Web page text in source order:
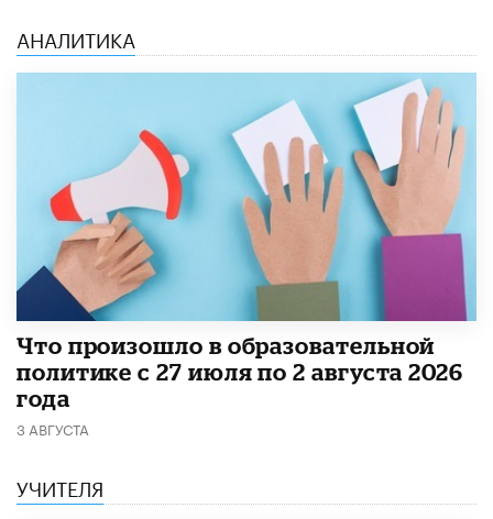
АНАЛИТИКА
​Что произошло в образовательной
политике с 27 июля по 2 августа 2026
года
3 АВГУСТА
УЧИТЕЛЯ